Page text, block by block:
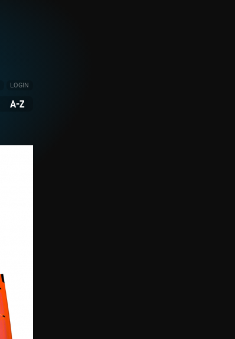
LOGIN
A-Z